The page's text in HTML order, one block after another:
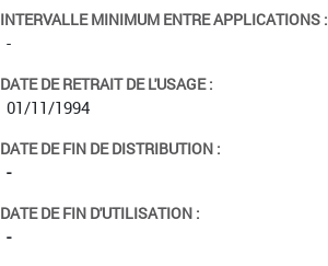
INTERVALLE MINIMUM ENTRE APPLICATIONS :
-
DATE DE RETRAIT DE L'USAGE :
01/11/1994
DATE DE FIN DE DISTRIBUTION :
-
DATE DE FIN D'UTILISATION :
-